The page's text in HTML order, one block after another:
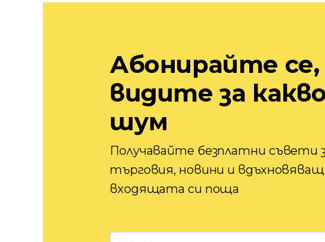
Абонирайте се,
видите за
шум
Получавайте безплатни съвети
търговия, новини и
входящата си поща